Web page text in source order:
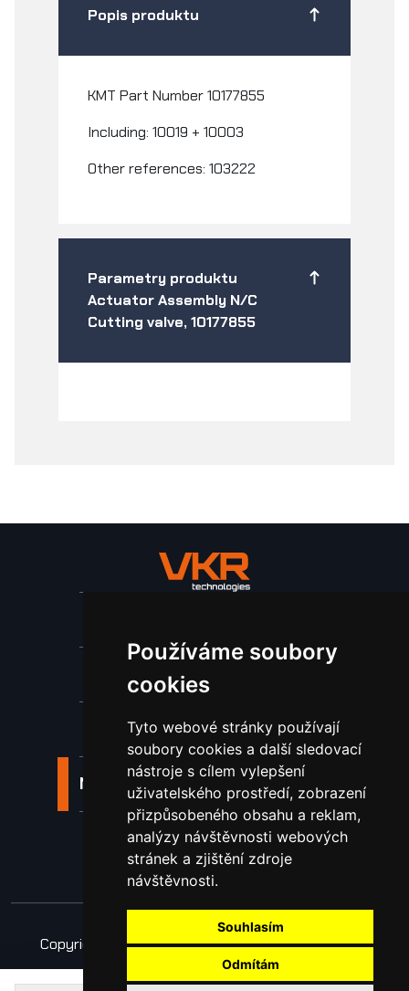
Používáme soubory
cookies
Tyto webové stránky používají
soubory cookies a další sledovací
nástroje s cílem vylepšení
uživatelského prostředí, zobrazení
přizpůsobeného obsahu a reklam,
analýzy návštěvnosti webových
stránek a zjištění zdroje
návštěvnosti.
Souhlasím
Odmítám
Popis produktu
KMT Part Number 10177855
Including: 10019 + 10003
Other references: 103222
Parametry produktu
Actuator Assembly N/C
Cutting valve, 10177855
Nástroje pro ohraňovací lisy
Spotřební materiál a nástroje
Náhradní díly pro vodní paprsek
Laserové svařování
Copyright © 2026 Všechna práva vyhrazena
Obchodní podmínky